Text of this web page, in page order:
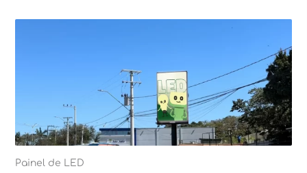
Painel de LED